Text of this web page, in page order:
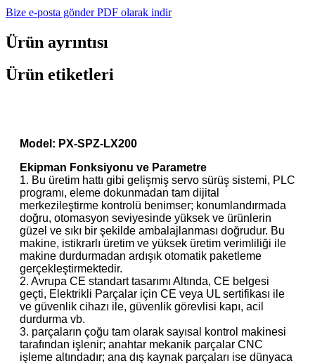
Bize e-posta gönderPDF olarak indir
Ürün ayrıntısı
Ürün etiketleri
Model: PX-SPZ-LX200
Ekipman Fonksiyonu ve Parametre
1. Bu üretim hattı gibi gelişmiş servo sürüş sistemi, PLC
programı, eleme dokunmadan tam dijital
merkezileştirme kontrolü benimser; konumlandırmada
doğru, otomasyon seviyesinde yüksek ve ürünlerin
güzel ve sıkı bir şekilde ambalajlanması doğrudur. Bu
makine, istikrarlı üretim ve yüksek üretim verimliliği ile
makine durdurmadan ardışık otomatik paketleme
gerçekleştirmektedir.
2. Avrupa CE standart tasarımı Altında, CE belgesi
geçti, Elektrikli Parçalar için CE veya UL sertifikası ile
ve güvenlik cihazı ile, güvenlik görevlisi kapı, acil
durdurma vb.
3. parçaların çoğu tam olarak sayısal kontrol makinesi
tarafından işlenir; anahtar mekanik parçalar CNC
işleme altındadır; ana dış kaynak parçaları ise dünyaca